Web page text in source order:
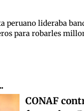
peruano lideraba
para robarles
CONAF